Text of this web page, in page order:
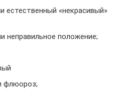
естественный «некрасивый»
неправильное положение;
флюороз;